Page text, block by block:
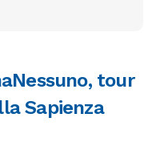
tour
Sapienza